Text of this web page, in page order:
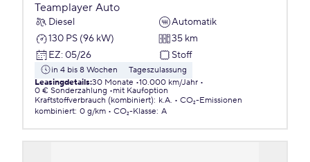
Teamplayer Auto
Diesel
Automatik
130 PS (96 kW)
35 km
EZ: 05/26 Stoff
in 4 bis 8 Wochen
Tageszulassung
Leasingdetails:30 Monate 10.000 km/Jahr
0 € Sonderzahlung
mit Kaufoption
Kraftstoffverbrauch (kombiniert): k.A.
CO₂-Emissionen
kombiniert: 0 g/km CO₂-Klasse: A